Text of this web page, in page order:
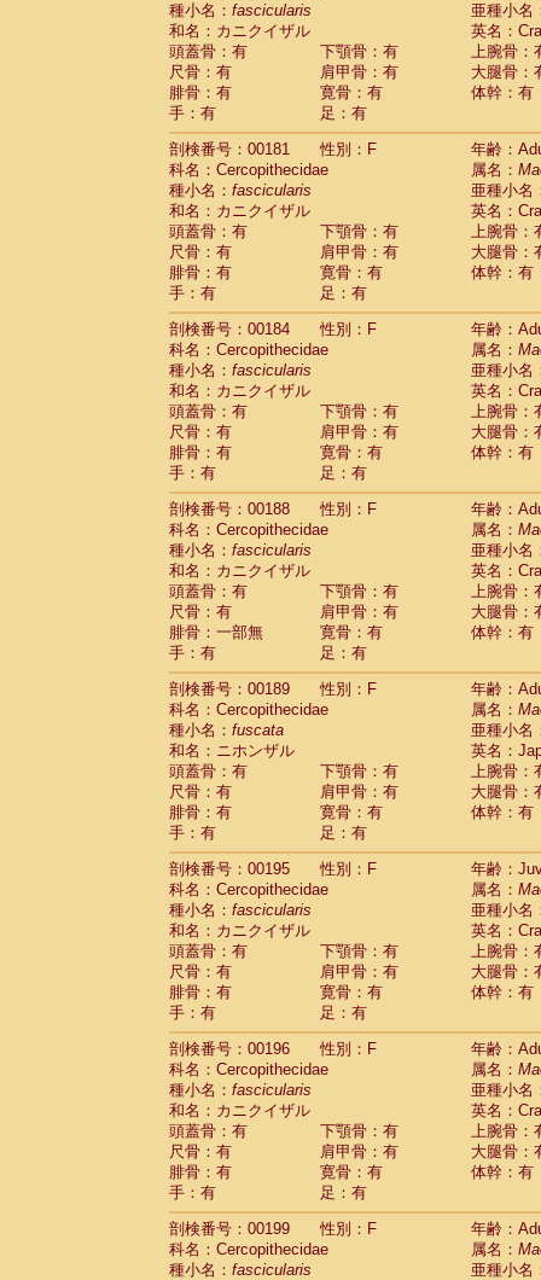
種小名： fascicularis
亜種小名
和名：カニクイザル
英名：
頭蓋骨：有
下顎骨：有
上腕骨：
尺骨：有
肩甲骨：有
大腿骨：
腓骨：有
寛骨：有
体幹：有
手：有
足：有
剖検番号：00181
性別：F
年齢：
科名：Cercopithecidae
属名：
種小名： fascicularis
亜種小名
和名：カニクイザル
英名：
頭蓋骨：有
下顎骨：有
上腕骨：
尺骨：有
肩甲骨：有
大腿骨：
腓骨：有
寛骨：有
体幹：有
手：有
足：有
剖検番号：00184
性別：F
年齢：
科名：Cercopithecidae
属名：
種小名： fascicularis
亜種小名
和名：カニクイザル
英名：
頭蓋骨：有
下顎骨：有
上腕骨：
尺骨：有
肩甲骨：有
大腿骨：
腓骨：有
寛骨：有
体幹：有
手：有
足：有
剖検番号：00188
性別：F
年齢：
科名：Cercopithecidae
属名：
種小名： fascicularis
亜種小名
和名：カニクイザル
英名：
頭蓋骨：有
下顎骨：有
上腕骨：
尺骨：有
肩甲骨：有
大腿骨：
腓骨：一部無
寛骨：有
体幹：有
手：有
足：有
剖検番号：00189
性別：F
年齢：
科名：Cercopithecidae
属名：
種小名： fuscata
亜種小名
和名：ニホンザル
英名：
頭蓋骨：有
下顎骨：有
上腕骨：
尺骨：有
肩甲骨：有
大腿骨：
腓骨：有
寛骨：有
体幹：有
手：有
足：有
剖検番号：00195
性別：F
年齢：
科名：Cercopithecidae
属名：
種小名： fascicularis
亜種小名
和名：カニクイザル
英名：
頭蓋骨：有
下顎骨：有
上腕骨：
尺骨：有
肩甲骨：有
大腿骨：
腓骨：有
寛骨：有
体幹：有
手：有
足：有
剖検番号：00196
性別：F
年齢：
科名：Cercopithecidae
属名：
種小名： fascicularis
亜種小名
和名：カニクイザル
英名：
頭蓋骨：有
下顎骨：有
上腕骨：
尺骨：有
肩甲骨：有
大腿骨：
腓骨：有
寛骨：有
体幹：有
手：有
足：有
剖検番号：00199
性別：F
年齢：
科名：Cercopithecidae
属名：
種小名： fascicularis
亜種小名